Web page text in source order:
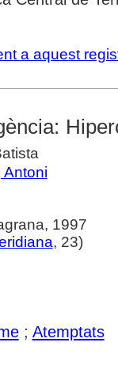
a aquest
Antoni
1997
, 23)
; Atemptats